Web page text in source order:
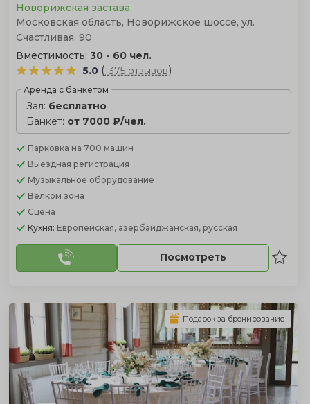
Новорижская застава
Московская область, Новорижское шоссе, ул.
Счастливая, 90
Вместимость: 30 - 60 чел.
5.0 (1375 отзывов)
Аренда с банкетом
Зал: бесплатно
Банкет: от 7000 ₽/чел.
Парковка на 700 машин
Выездная регистрация
Музыкальное оборудование
Велком зона
Сцена
Кухня: Европейская, азербайджанская, русская
Посмотреть
Подарок за бронирование